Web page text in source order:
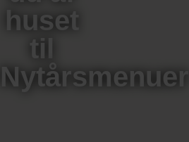
huset
til
Nytårsmenuer